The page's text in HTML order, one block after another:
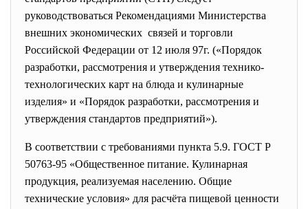
руководствоваться Рекомендациями Министерства
внешних экономических связей и торговли
Российской Федерации от 12 июля 97г. («Порядок
разработки, рассмотрения и утверждения технико-
технологических карт на блюда и кулинарные
изделия» и «Порядок разработки, рассмотрения и
утверждения стандартов предприятий»).
В соответствии с требованиями пункта 5.9. ГОСТ Р
50763-95 «Общественное питание. Кулинарная
продукция, реализуемая населению. Общие
технические условия» для расчёта пищевой ценности